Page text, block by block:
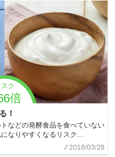
スク
倍
！
などの発酵食品を食べていない
なりやすくなるリスク...
2018/03/28